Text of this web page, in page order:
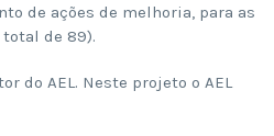
de ações de melhoria, para as
de 89).
do AEL. Neste projeto o AEL